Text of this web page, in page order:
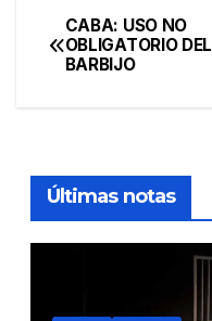
de
CABA: USO NO
OBLIGATORIO DEL
BARBIJO
Últimas notas